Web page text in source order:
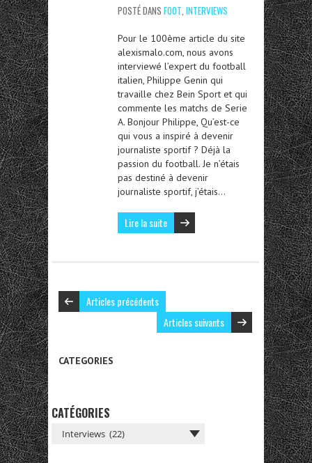
POSTÉ DANS FOOT, INTERVIEWS
Pour le 100ème article du site
alexismalo.com, nous avons
interviewé l’expert du football
italien, Philippe Genin qui
travaille chez Bein Sport et qui
commente les matchs de Serie
A. Bonjour Philippe, Qu’est-ce
qui vous a inspiré à devenir
journaliste sportif ? Déjà la
passion du football. Je n’étais
pas destiné à devenir
journaliste sportif, j’étais…
Lire la suite
Articles précédents
Articles suivants
CATEGORIES
CATÉGORIES